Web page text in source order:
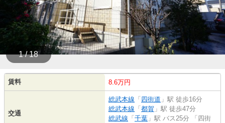
1 / 18
賃料 8.6万円
交通
総武本線 「 四街道 」駅 徒歩16分
総武本線 「 都賀 」駅 徒歩47分
総武線 「 千葉 」駅 バス25分 「四街